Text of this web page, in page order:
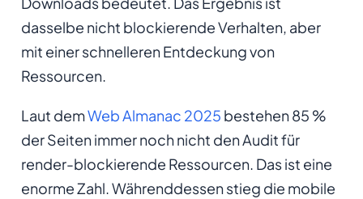
dasselbe nicht blockierende Verhalten, aber
mit einer schnelleren Entdeckung von
Ressourcen.
Laut demWeb Almanac 2025 bestehen 85 %
der Seiten immer noch nicht den Audit für
render-blockierende Ressourcen. Das ist eine
enorme Zahl. Währenddessen stieg die mobile